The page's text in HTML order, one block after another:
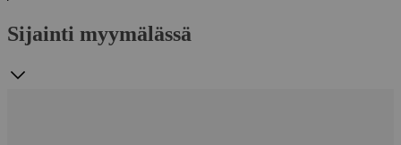
Sijainti myymälässä